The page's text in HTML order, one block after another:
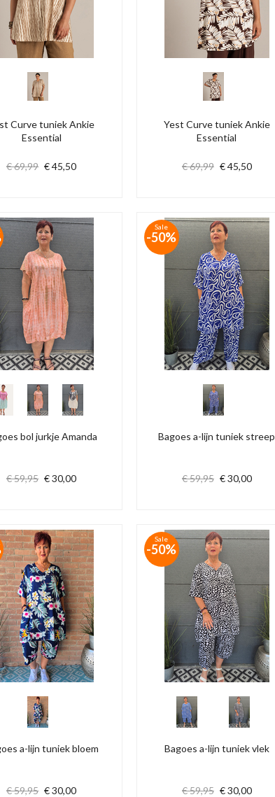
Curve tuniek Ankie
Essential
€ 69,99 € 45,50
Yest Curve tuniek Ankie
Essential
€ 69,99 € 45,50
bol jurkje Amanda
€ 59,95 € 30,00
Bagoes a-lijn tuniek streep
€ 59,95 € 30,00
Sale
-50%
a-lijn tuniek bloem
€ 59,95 € 30,00
Bagoes a-lijn tuniek vlek
€ 59,95 € 30,00
Sale
-50%